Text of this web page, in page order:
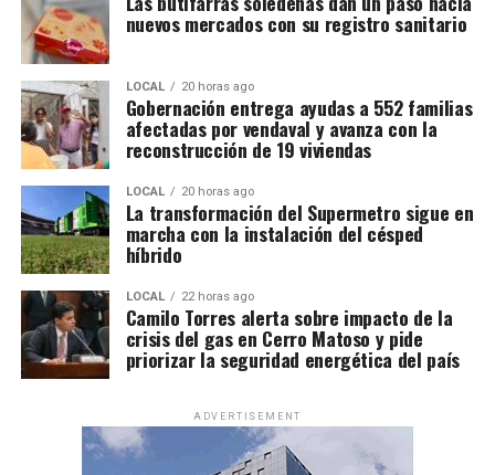
nuevos mercados con su registro sanitario
LOCAL 20 horas ago
Gobernación entrega ayudas a 552 familias
afectadas por vendaval y avanza con la
reconstrucción de 19 viviendas
LOCAL 20 horas ago
La transformación del Supermetro sigue en
marcha con la instalación del césped
híbrido
LOCAL 22 horas ago
Camilo Torres alerta sobre impacto de la
crisis del gas en Cerro Matoso y pide
priorizar la seguridad energética del país
ADVERTISEMENT